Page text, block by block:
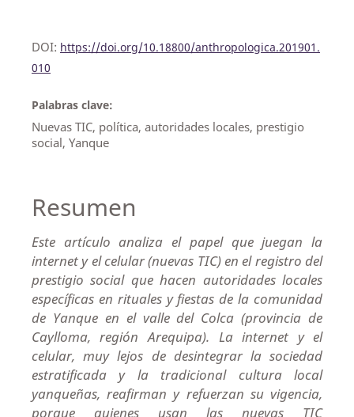
DOI: https://doi.org/10.18800/anthropologica.201901.
010
Palabras clave:
Nuevas TIC, política, autoridades locales, prestigio
social, Yanque
Resumen
Este artículo analiza el papel que juegan la
internet y el celular (nuevas TIC) en el registro del
prestigio social que hacen autoridades locales
específicas en rituales y fiestas de la comunidad
de Yanque en el valle del Colca (provincia de
Caylloma, región Arequipa). La internet y el
celular, muy lejos de desintegrar la sociedad
estratificada y la tradicional cultura local
yanqueñas, reafirman y refuerzan su vigencia,
porque quienes usan las nuevas TIC